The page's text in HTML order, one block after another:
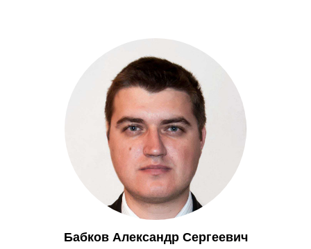
Бабков Александр Сергеевич